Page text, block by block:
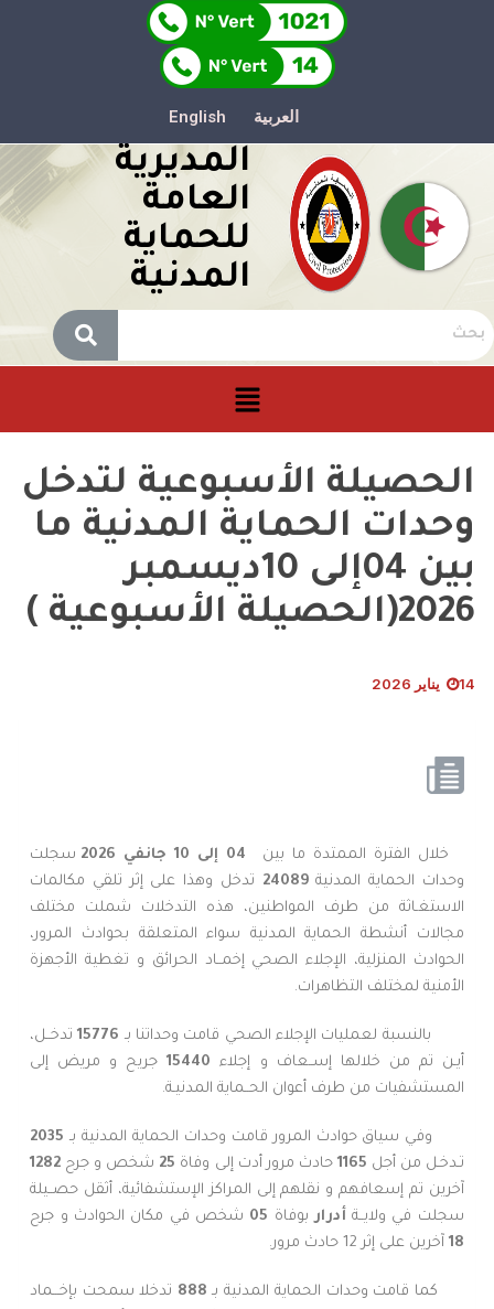
العربية English
المديرية
العامة
للحماية
المدنية
الحصيلة الأسبوعية لتدخل
وحدات الحماية المدنية ما
بين 04إلى 10ديسمبر
2026(الحصيلة الأسبوعية )
14 يناير 2026
خلال الفترة الممتدة ما بين جانفي 2026 سجلت
وحدات الحماية المدنية24089 تدخل وهذا على إثر تلقي مكالمات
الاستغـاثة من طرف المواطنين، هذه التدخلات شملت مختلف
مجالات أنشطة الحماية المدنية سواء المتعلقة بحوادث المرور،
الحوادث المنزلية، الإجلاء الصحي إخمــاد الحرائق و تغطية الأجهزة
الأمنية لمختلف التظاهرات.
بالنسبة لعمليات الإجلاء الصحي قامت وحداتنا بـ 15776تدخــل،
أيـن تم من خلالها إســعاف و إجلاء 15440جريح و مريض إلى
المستشفيات من طرف أعوان الحــماية المدنيـة.
وفي سياق حوادث المرور قامت وحدات الحماية المدنية بـ 2035
تـدخـل من أجل 1165 حادث مرور أدت إلى وفاة شخص و جرح
آخرين تم إسعافهم و نقلهم إلى المراكز الإستشفائية، أثقل حصــيلة
سجلت في ولايــة أدراربوفاة 05 شخص في مكان الحوادث و جرح
18 آخرين على إثر 12 حادث مرور.
كما قامت وحدات الحماية المدنية بـ 888 تدخلا سمحت بإخـــماد